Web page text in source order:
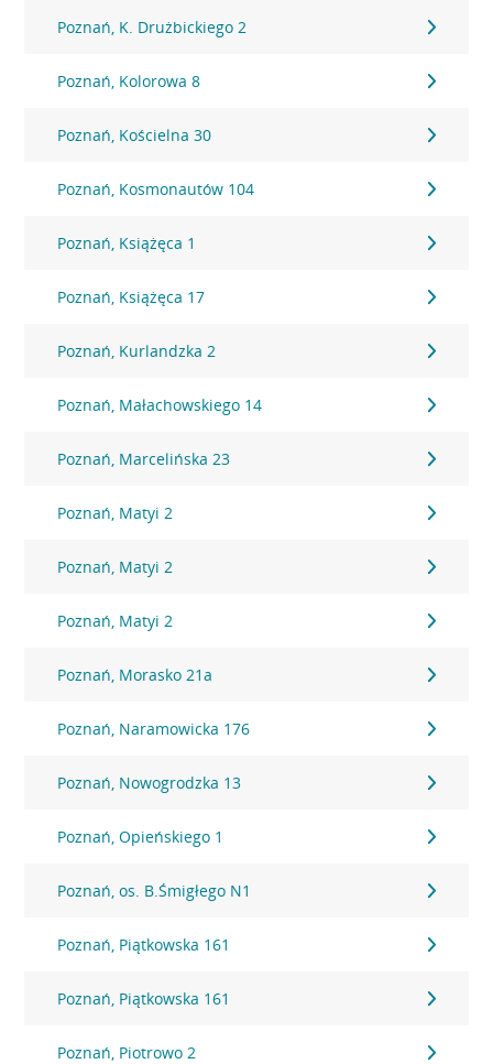
Poznań, K. Drużbickiego 2
Poznań, Kolorowa 8
Poznań, Kościelna 30
Poznań, Kosmonautów 104
Poznań, Książęca 1
Poznań, Książęca 17
Poznań, Kurlandzka 2
Poznań, Małachowskiego 14
Poznań, Marcelińska 23
Poznań, Matyi 2
Poznań, Matyi 2
Poznań, Matyi 2
Poznań, Morasko 21a
Poznań, Naramowicka 176
Poznań, Nowogrodzka 13
Poznań, Opieńskiego 1
Poznań, os. B.Śmigłego N1
Poznań, Piątkowska 161
Poznań, Piątkowska 161
Poznań, Piotrowo 2